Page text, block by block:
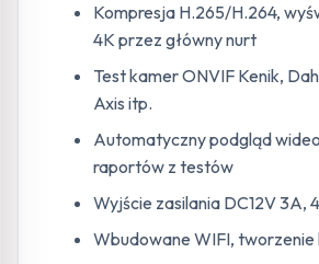
Kompresja H.265/H.264,
4K przez główny nurt
Test kamer ONVIF Kenik,
Axis itp.
Automatyczny podgląd
raportów z testów
Wyjście zasilania DC12V 3A,
Wbudowane WIFI,